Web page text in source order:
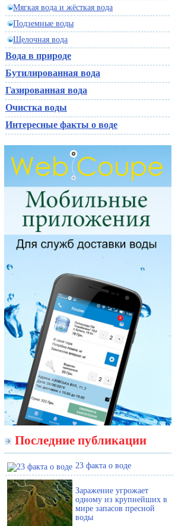
Мягкая вода и жёсткая вода
Подземные воды
Щелочная вода
Вода в природе
Бутилированная вода
Газированная вода
Очистка воды
Интересные факты о воде
Последние публикации
23 факта о воде
Заражение угрожает
одному из крупнейших в
мире запасов пресной
воды